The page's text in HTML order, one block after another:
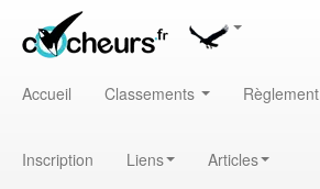
Accueil Classements Règlement
Inscription Liens Articles